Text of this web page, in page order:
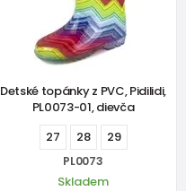
Detské topánky z PVC, Pidilidi,
PL0073-01, dievča
27
28 29
PL0073
Skladem